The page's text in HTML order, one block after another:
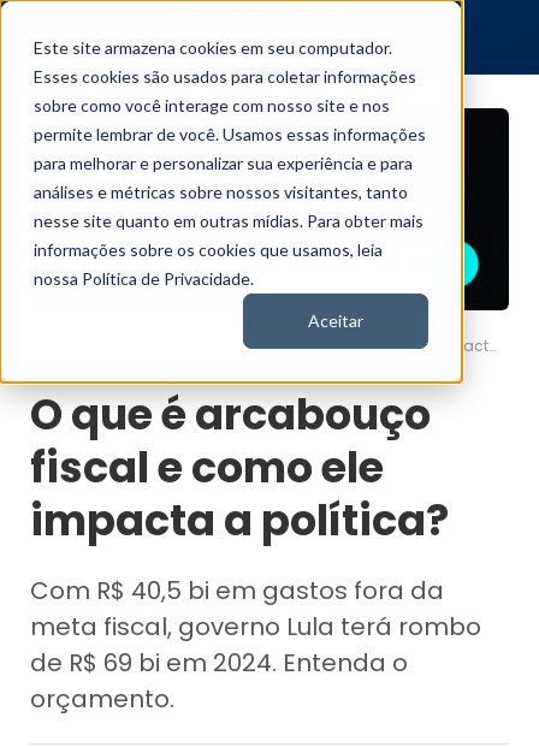
Este site armazena cookies em seu computador.
Esses cookies são usados para coletar informações
sobre como você interage com nosso site e nos
permite lembrar de você. Usamos essas informações
para melhorar e personalizar sua experiência e para
análises e métricas sobre nossos visitantes, tanto
nesse site quanto em outras mídias. Para obter mais
informações sobre os cookies que usamos, leia
nossa Política de Privacidade.
Aceitar
O que é arcabouço fiscal e como ele impacta a política?
O que é arcabouço
fiscal e como ele
impacta a política?
Com R$ 40,5 bi em gastos fora da
meta fiscal, governo Lula terá rombo
de R$ 69 bi em 2024. Entenda o
orçamento.